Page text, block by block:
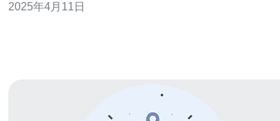
个网络社群，致力于提供一个开放、自由的交流平台，让
2025年4月11日